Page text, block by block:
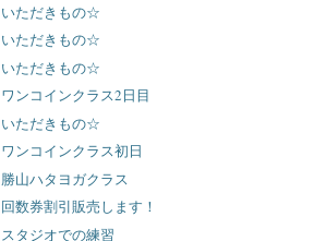
いただきもの☆
いただきもの☆
いただきもの☆
ワンコインクラス2日目
いただきもの☆
ワンコインクラス初日
勝山ハタヨガクラス
回数券割引販売します！
スタジオでの練習